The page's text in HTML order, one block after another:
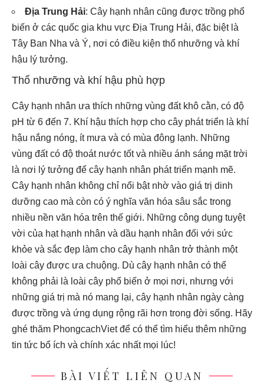
Địa Trung Hải: Cây hạnh nhân cũng được trồng phổ
biến ở các quốc gia khu vực Địa Trung Hải, đặc biệt là
Tây Ban Nha và Ý, nơi có điều kiện thổ nhưỡng và khí
hậu lý tưởng.
Thổ nhưỡng và khí hậu phù hợp
Cây hạnh nhân ưa thích những vùng đất khô cằn, có độ
pH từ 6 đến 7. Khí hậu thích hợp cho cây phát triển là khí
hậu nắng nóng, ít mưa và có mùa đông lạnh. Những
vùng đất có độ thoát nước tốt và nhiều ánh sáng mặt trời
là nơi lý tưởng để cây hạnh nhân phát triển mạnh mẽ.
Cây hạnh nhân không chỉ nổi bật nhờ vào giá trị dinh
dưỡng cao mà còn có ý nghĩa văn hóa sâu sắc trong
nhiều nền văn hóa trên thế giới. Những công dụng tuyệt
vời của hạt hạnh nhân và dầu hạnh nhân đối với sức
khỏe và sắc đẹp làm cho cây hạnh nhân trở thành một
loài cây được ưa chuộng. Dù cây hạnh nhân có thể
không phải là loài cây phổ biến ở mọi nơi, nhưng với
những giá trị mà nó mang lại, cây hạnh nhân ngày càng
được trồng và ứng dụng rộng rãi hơn trong đời sống. Hãy
ghé thăm PhongcachVietđể có thể tìm hiểu thêm những
tin tức bổ ích và chính xác nhất mọi lúc!
BÀI VIẾT LIÊN QUAN